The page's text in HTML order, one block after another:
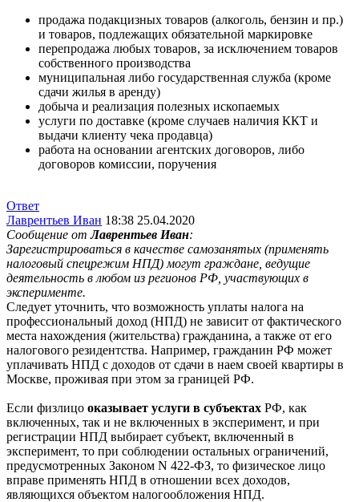
продажа подакцизных товаров (алкоголь, бензин и пр.)
и товаров, подлежащих обязательной маркировке
перепродажа любых товаров, за исключением товаров
собственного производства
муниципальная либо государственная служба (кроме
сдачи жилья в аренду)
добыча и реализация полезных ископаемых
услуги по доставке (кроме случаев наличия ККТ и
выдачи клиенту чека продавца)
работа на основании агентских договоров, либо
договоров комиссии, поручения
Ответ
Лаврентьев Иван 18:38 25.04.2020
Сообщение отЛаврентьев Иван:
Зарегистрироваться в качестве самозанятых (применять
налоговый спецрежим НПД) могут граждане, ведущие
деятельность в любом из регионов РФ, участвующих в
эксперименте.
Следует уточнить, что возможность уплаты налога на
профессиональный доход (НПД) не зависит от фактического
места нахождения (жительства) гражданина, а также от его
налогового резидентства. Например, гражданин РФ может
уплачивать НПД с доходов от сдачи в наем своей квартиры в
Москве, проживая при этом за границей РФ.
Если физлицо оказывает услуги в субъектах РФ, как
включенных, так и не включенных в эксперимент, и при
регистрации НПД выбирает субъект, включенный в
эксперимент, то при соблюдении остальных ограничений,
предусмотренных Законом N 422-ФЗ, то физическое лицо
вправе применять НПД в отношении всех доходов,
являющихся объектом налогообложения НПД.